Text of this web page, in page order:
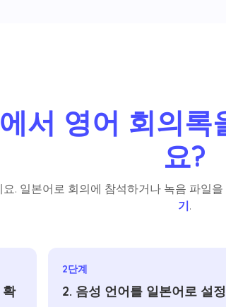
서 영어 회의
요?
. 일본어로 회의에 참석하거나 녹음 파일
기.
확
2단계
2. 음성 언어를 일본어로 설정